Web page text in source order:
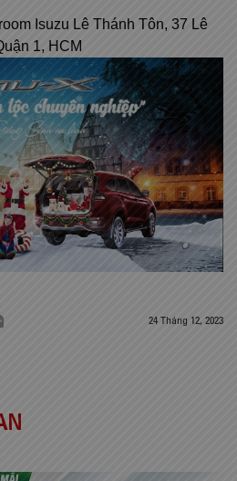
Isuzu Lê Thánh Tôn, 37 Lê
1, HCM
24 Tháng 12, 2023